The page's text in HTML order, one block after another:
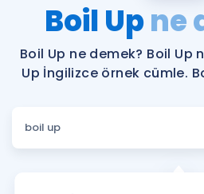
Şifremi
ÜYE
Katılımcı Görüşleri
Faydalı Araçlar
Sözlük
Boil Upne
Boil Up ne demek? Boil Up
Up İngilizce örnek cümle.